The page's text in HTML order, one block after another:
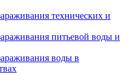
технических и
питьевой воды и
воды в